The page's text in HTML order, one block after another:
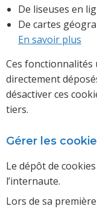
De liseuses en
De cartes
En savoir plus
Ces fonctionnalités
directement
désactiver ces
tiers.
Gérer les
Le dépôt de
l’internaute.
Lors de sa